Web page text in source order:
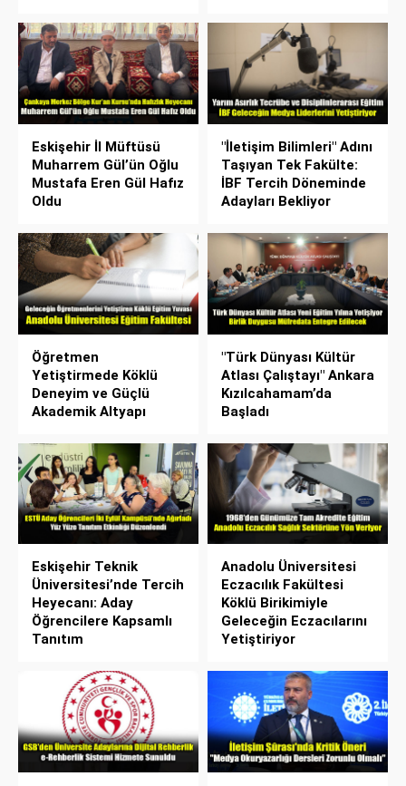
Eskişehir İl Müftüsü
Muharrem Gül’ün Oğlu
Mustafa Eren Gül Hafız
Oldu
"İletişim Bilimleri" Adını
Taşıyan Tek Fakülte:
İBF Tercih Döneminde
Adayları Bekliyor
Öğretmen
Yetiştirmede Köklü
Deneyim ve Güçlü
Akademik Altyapı
"Türk Dünyası Kültür
Atlası Çalıştayı" Ankara
Kızılcahamam’da
Başladı
Eskişehir Teknik
Üniversitesi’nde Tercih
Heyecanı: Aday
Öğrencilere Kapsamlı
Tanıtım
Anadolu Üniversitesi
Eczacılık Fakültesi
Köklü Birikimiyle
Geleceğin Eczacılarını
Yetiştiriyor